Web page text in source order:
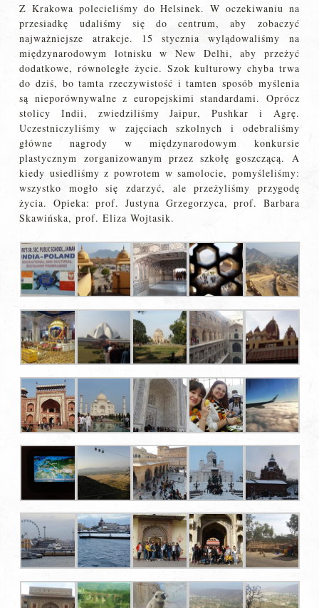
Z Krakowa polecieliśmy do Helsinek. W oczekiwaniu na
przesiadkę udaliśmy się do centrum, aby zobaczyć
najważniejsze atrakcje. 15 stycznia wylądowaliśmy na
międzynarodowym lotnisku w New Delhi, aby przeżyć
dodatkowe, równoległe życie. Szok kulturowy chyba trwa
do dziś, bo tamta rzeczywistość i tamten sposób myślenia
są nieporównywalne z europejskimi standardami. Oprócz
stolicy Indii, zwiedziliśmy Jaipur, Pushkar i Agrę.
Uczestniczyliśmy w zajęciach szkolnych i odebraliśmy
główne nagrody w międzynarodowym konkursie
plastycznym zorganizowanym przez szkołę goszczącą. A
kiedy usiedliśmy z powrotem w samolocie, pomyśleliśmy:
wszystko mogło się zdarzyć, ale przeżyliśmy przygodę
życia. Opieka: prof. Justyna Grzegorzyca, prof. Barbara
Skawińska, prof. Eliza Wojtasik.